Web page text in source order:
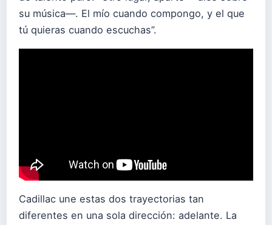
su música—. El mío cuando compongo, y el que
tú quieras cuando escuchas”.
Cadillac une estas dos trayectorias tan
diferentes en una sola dirección: adelante. La